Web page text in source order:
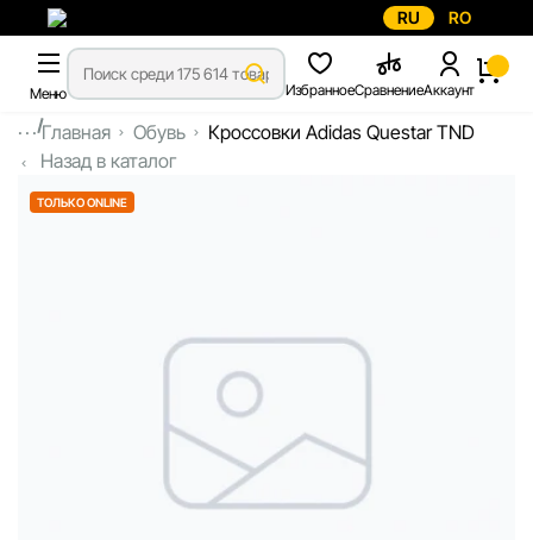
RU RO
Меню ИзбранноеСравнениеАккаунт
...Главная Обувь
Кроссовки Adidas Questar TND
Назад в каталог
ТОЛЬКО ONLINE